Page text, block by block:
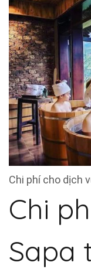
Chi phí cho dịch
Chi
Sapa